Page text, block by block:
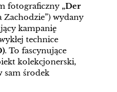
fotograficzny„Der
Zachodzie”) wydany
kampanię
technice
. To fascynujące
kolekcjonerski,
sam środek